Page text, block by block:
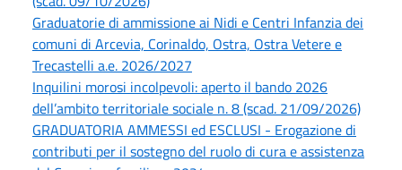
Graduatorie di ammissione ai Nidi e Centri Infanzia dei
comuni di Arcevia, Corinaldo, Ostra, Ostra Vetere e
Trecastelli a.e. 2026/2027
Inquilini morosi incolpevoli: aperto il bando 2026
dell’ambito territoriale sociale n. 8 (scad. 21/09/2026)
GRADUATORIA AMMESSI ed ESCLUSI - Erogazione di
contributi per il sostegno del ruolo di cura e assistenza